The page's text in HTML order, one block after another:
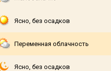
Ясно, без осадков
Переменная облачность
Ясно, без осадков